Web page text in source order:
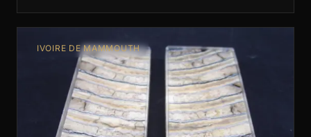
IVOIRE DE MAMMOUTH